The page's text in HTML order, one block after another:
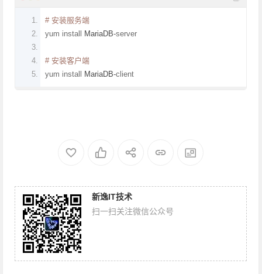
# 安装服务端
yum install
MariaDB-server
# 安装客户端
yum install
MariaDB-client
新逸IT技术
扫一扫关注微信公众号